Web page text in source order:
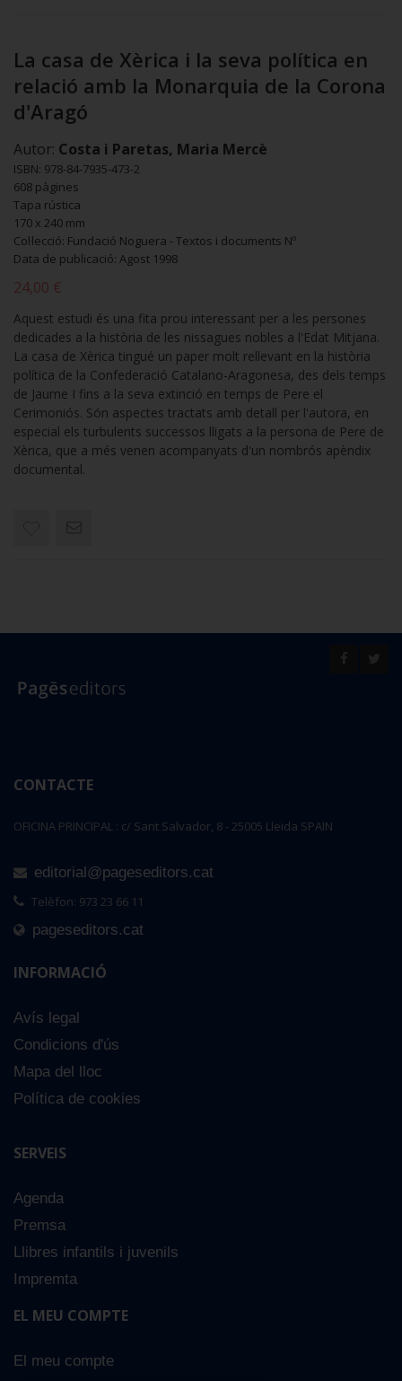
La casa de Xèrica i la seva política en
relació amb la Monarquia de la Corona
d'Aragó
Autor: Costa i Paretas, Maria Mercè
ISBN: 978-84-7935-473-2
608 pàgines
Tapa rústica
170 x 240 mm
Col·lecció: Fundació Noguera - Textos i documents Nº
Data de publicació: Agost 1998
24,00 €
Aquest estudi és una fita prou interessant per a les persones
dedicades a la història de les nissagues nobles a l'Edat Mitjana.
La casa de Xèrica tingué un paper molt rellevant en la història
política de la Confederació Catalano-Aragonesa, des dels temps
de Jaume I fins a la seva extinció en temps de Pere el
Cerimoniós. Són aspectes tractats amb detall per l'autora, en
especial els turbulents successos lligats a la persona de Pere de
Xèrica, que a més venen acompanyats d'un nombrós apèndix
documental.
CONTACTE
OFICINA PRINCIPAL : c/ Sant Salvador, 8 - 25005 Lleida SPAIN
editorial@pageseditors.cat
Telèfon: 973 23 66 11
pageseditors.cat
INFORMACIÓ
Avís legal
Condicions d'ús
Mapa del lloc
Política de cookies
SERVEIS
Agenda
Premsa
Llibres infantils i juvenils
Impremta
EL MEU COMPTE
El meu compte